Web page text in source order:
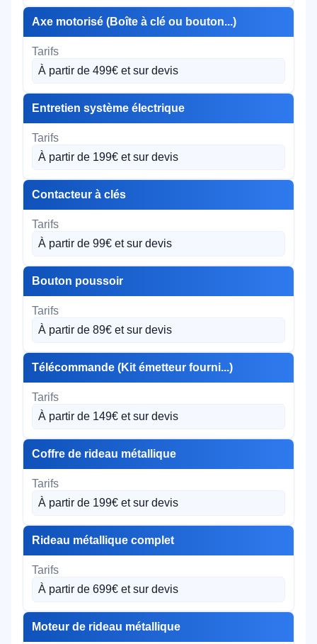
Axe motorisé (Boîte à clé ou bouton...)
À partir de 499€ et sur devis
Entretien système électrique
À partir de 199€ et sur devis
Contacteur à clés
À partir de 99€ et sur devis
Bouton poussoir
À partir de 89€ et sur devis
Télécommande (Kit émetteur fourni...)
À partir de 149€ et sur devis
Coffre de rideau métallique
À partir de 199€ et sur devis
Rideau métallique complet
À partir de 699€ et sur devis
Moteur de rideau métallique